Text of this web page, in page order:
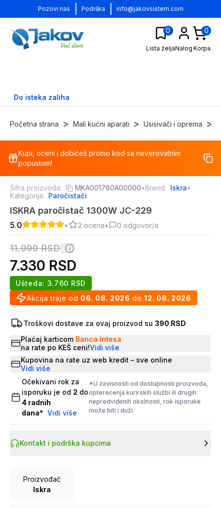
Pozovi nas Podrška info@jakovsistem.com
0
Lista željaNalog
0
Korpa
Do isteka zaliha
Početna strana > Mali kućni aparati > Usisivači i oprema >
%
Kupi, oceni i dobićeš promo kod sa neverovatnim
popustom!
Šifra proizvoda: MKA001780A00000•Brend: Iskra•
Kategorija: Paročistači
ISKRA paročistač 1300W JC-229
5.0 • 2 ocena• 0 odgovor/a
11.090RSD
7.330 RSD
Akcija traje od 06. 08. 2026 do 12. 08. 2026
Ušteda: 3.760 RSD
Troškovi dostave za ovaj proizvod su 390 RSD
Plaćaj karticom Banca Intesa
na rate po KEŠ ceni!Vidi više
Kupovina na rate uz web kredit – sve online
Vidi više
Očekivani rok za
isporuku je od 2 do
4 radnih
dana* Vidi više
*U zavisnosti od dostupnosti proizvoda,
opterećenja kurirskih službi ili drugih
nepredviđenih okolnosti, rok isporuke
može biti i duži.
Kontakt i podrška kupcima
Proizvođač
Iskra